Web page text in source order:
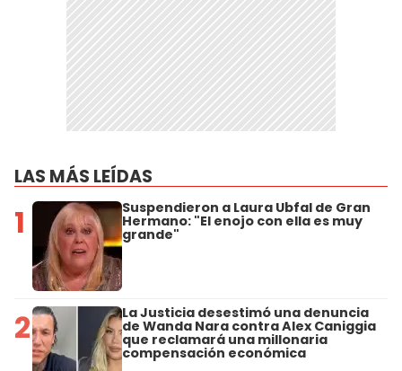
LAS MÁS LEÍDAS
1 Suspendieron a Laura Ubfal de Gran
Hermano: "El enojo con ella es muy
grande"
2 La Justicia desestimó una denuncia
de Wanda Nara contra Alex Caniggia
que reclamará una millonaria
compensación económica